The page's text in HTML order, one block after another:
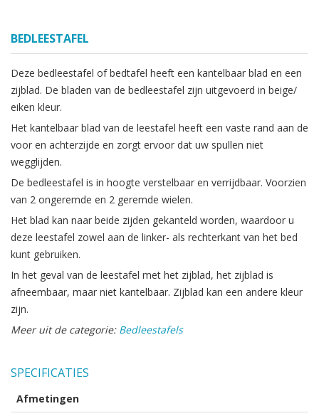
BEDLEESTAFEL
Deze bedleestafel of bedtafel heeft een kantelbaar blad en een
zijblad. De bladen van de bedleestafel zijn uitgevoerd in beige/
eiken kleur.
Het kantelbaar blad van de leestafel heeft een vaste rand aan de
voor en achterzijde en zorgt ervoor dat uw spullen niet
wegglijden.
De bedleestafel is in hoogte verstelbaar en verrijdbaar. Voorzien
van 2 ongeremde en 2 geremde wielen.
Het blad kan naar beide zijden gekanteld worden, waardoor u
deze leestafel zowel aan de linker- als rechterkant van het bed
kunt gebruiken.
In het geval van de leestafel met het zijblad, het zijblad is
afneembaar, maar niet kantelbaar. Zijblad kan een andere kleur
zijn.
Meer uit de categorie: Bedleestafels
SPECIFICATIES
Afmetingen